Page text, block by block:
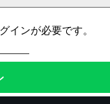
インが必要です。